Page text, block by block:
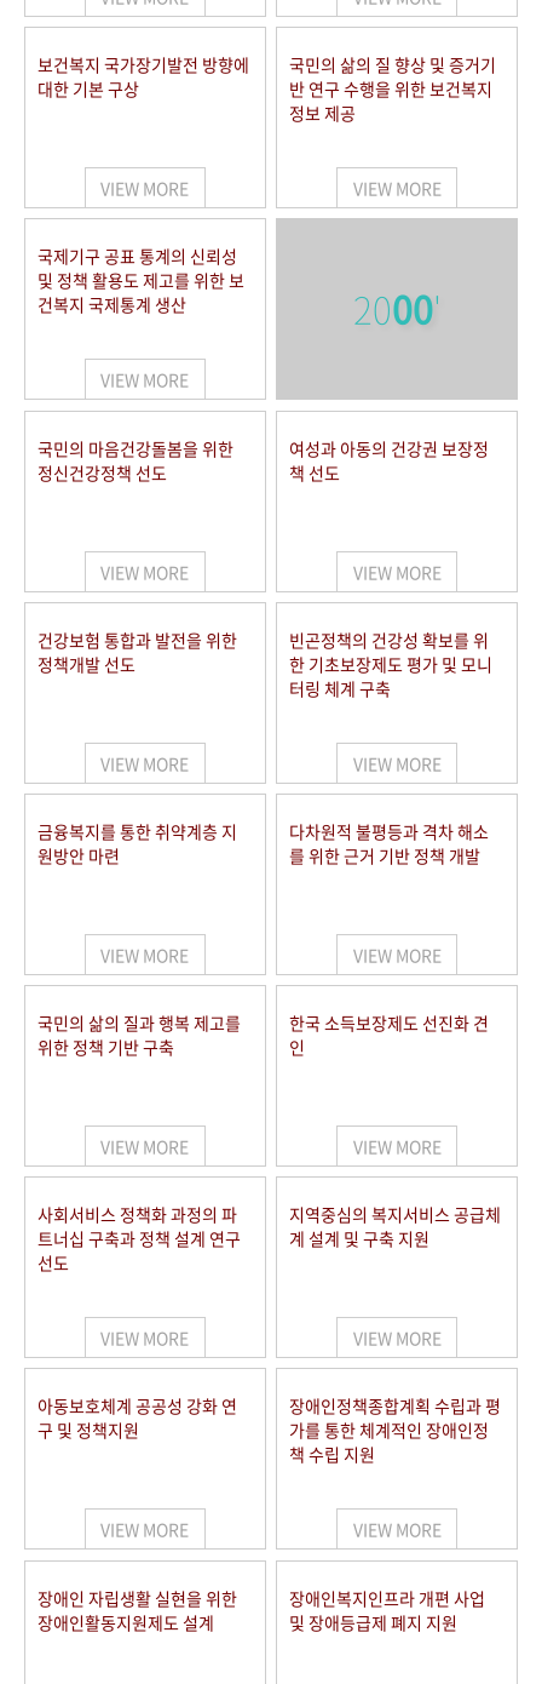
보건복지 국가장기발전 방향에
대한 기본 구상
VIEW MORE
국민의 삶의 질 향상 및 증거기
반 연구 수행을 위한 보건복지
정보 제공
VIEW MORE
국제기구 공표 통계의 신뢰성
및 정책 활용도 제고를 위한 보
건복지 국제통계 생산
VIEW MORE
2000'
국민의 마음건강돌봄을 위한
정신건강정책 선도
VIEW MORE
여성과 아동의 건강권 보장정
책 선도
VIEW MORE
건강보험 통합과 발전을 위한
정책개발 선도
VIEW MORE
빈곤정책의 건강성 확보를 위
한 기초보장제도 평가 및 모니
터링 체계 구축
VIEW MORE
금융복지를 통한 취약계층 지
원방안 마련
VIEW MORE
다차원적 불평등과 격차 해소
를 위한 근거 기반 정책 개발
VIEW MORE
국민의 삶의 질과 행복 제고를
위한 정책 기반 구축
VIEW MORE
한국 소득보장제도 선진화 견
인
VIEW MORE
사회서비스 정책화 과정의 파
트너십 구축과 정책 설계 연구
선도
VIEW MORE
지역중심의 복지서비스 공급체
계 설계 및 구축 지원
VIEW MORE
아동보호체계 공공성 강화 연
구 및 정책지원
VIEW MORE
장애인정책종합계획 수립과 평
가를 통한 체계적인 장애인정
책 수립 지원
VIEW MORE
장애인 자립생활 실현을 위한
장애인활동지원제도 설계
장애인복지인프라 개편 사업
및 장애등급제 폐지 지원